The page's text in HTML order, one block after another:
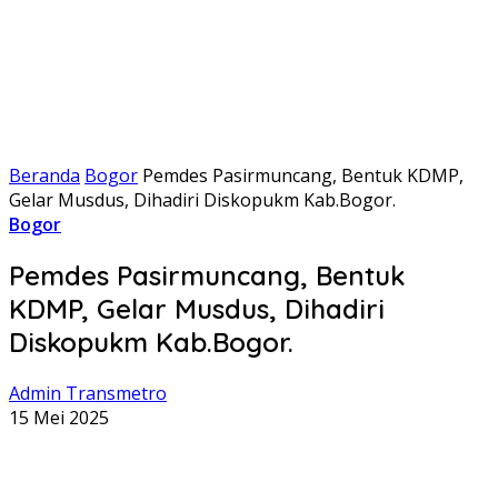
Beranda Bogor Pemdes Pasirmuncang, Bentuk KDMP,
Gelar Musdus, Dihadiri Diskopukm Kab.Bogor.
Bogor
Pemdes Pasirmuncang, Bentuk
KDMP, Gelar Musdus, Dihadiri
Diskopukm Kab.Bogor.
Admin Transmetro
15 Mei 2025